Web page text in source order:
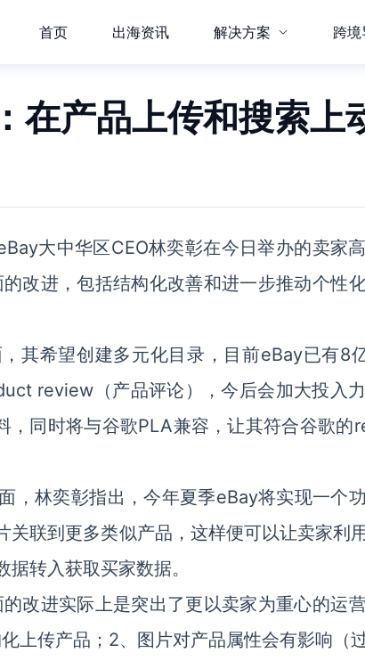
首页 出海资讯 解决方案 跨
在产品上传和搜索上
大中华区CEO林奕彰在今日举办的卖家
改进，包括结构化改善和进一步推动个性
其希望创建多元化目录，目前eBay已有8
review（产品评论），今后会加大投入
，同时将与谷歌PLA兼容，让其符合谷歌的
，林奕彰指出，今年夏季eBay将实现一个
关联到更多类似产品，这样便可以让卖家利
转入获取买家数据。
改进实际上是突出了更以卖家为重心的运
上传产品；2、图片对产品属性会有影响（